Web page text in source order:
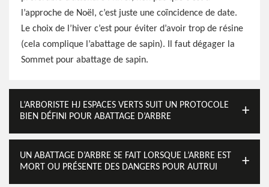
l’approche de Noël, c’est juste une coïncidence de date.
Le choix de l’hiver c’est pour éviter d’avoir trop de résine
(cela complique l’abattage de sapin). Il faut dégager la
Sommet pour abattage de sapin.
L’ARBORISTE HJ ESPACES VERTS SUIT UN PROTOCOLE
BIEN DÉFINI POUR ABATTAGE D’ARBRE
UN ABATTAGE D’ARBRE SE FAIT LORSQUE L’ARBRE EST
MORT OU PRÉSENTE DES DANGERS POUR AUTRUI